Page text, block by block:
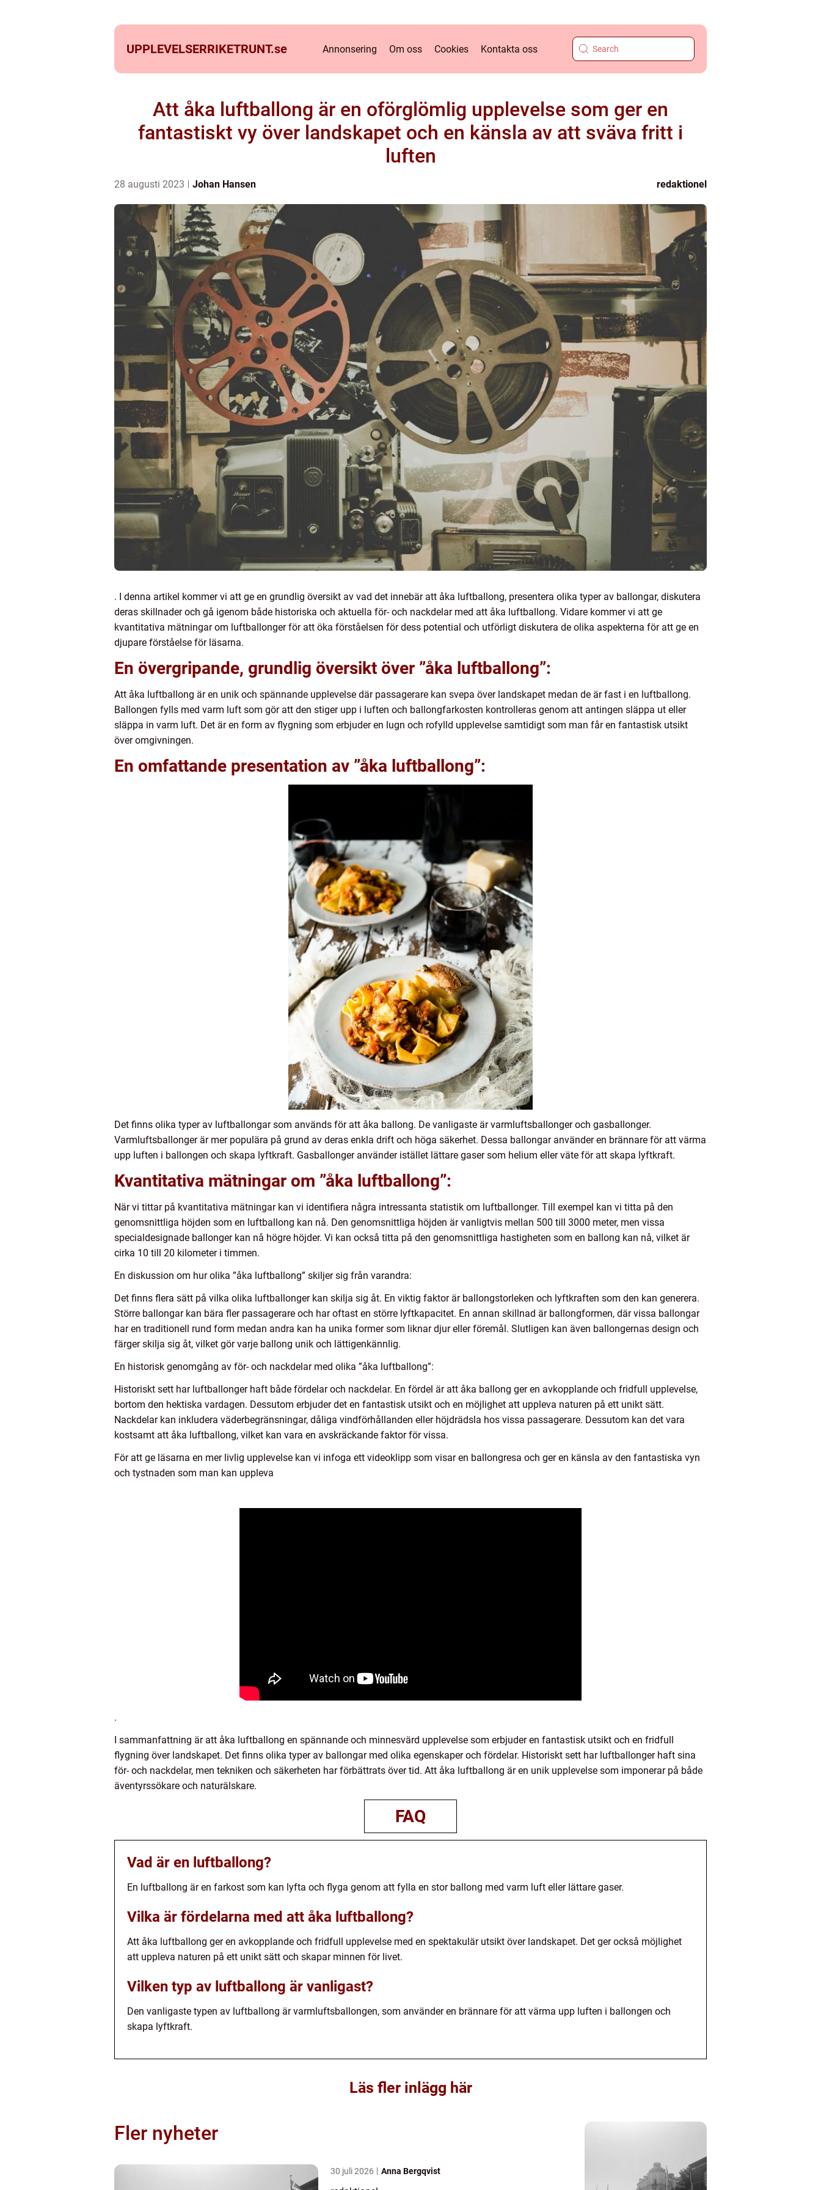
UPPLEVELSERRIKETRUNT.se Annonsering Om oss Cookies Kontakta oss
Att åka luftballong är en oförglömlig upplevelse som ger en
fantastiskt vy över landskapet och en känsla av att sväva fritt i
luften
28 augusti 2023 Johan Hansen redaktionel
. I denna artikel kommer vi att ge en grundlig översikt av vad det innebär att åka luftballong, presentera olika typer av ballongar, diskutera
deras skillnader och gå igenom både historiska och aktuella för- och nackdelar med att åka luftballong. Vidare kommer vi att ge
kvantitativa mätningar om luftballonger för att öka förståelsen för dess potential och utförligt diskutera de olika aspekterna för att ge en
djupare förståelse för läsarna.
En övergripande, grundlig översikt över ”åka luftballong”:
Att åka luftballong är en unik och spännande upplevelse där passagerare kan svepa över landskapet medan de är fast i en luftballong.
Ballongen fylls med varm luft som gör att den stiger upp i luften och ballongfarkosten kontrolleras genom att antingen släppa ut eller
släppa in varm luft. Det är en form av flygning som erbjuder en lugn och rofylld upplevelse samtidigt som man får en fantastisk utsikt
över omgivningen.
En omfattande presentation av ”åka luftballong”:
Det finns olika typer av luftballongar som används för att åka ballong. De vanligaste är varmluftsballonger och gasballonger.
Varmluftsballonger är mer populära på grund av deras enkla drift och höga säkerhet. Dessa ballongar använder en brännare för att värma
upp luften i ballongen och skapa lyftkraft. Gasballonger använder istället lättare gaser som helium eller väte för att skapa lyftkraft.
Kvantitativa mätningar om ”åka luftballong”:
När vi tittar på kvantitativa mätningar kan vi identifiera några intressanta statistik om luftballonger. Till exempel kan vi titta på den
genomsnittliga höjden som en luftballong kan nå. Den genomsnittliga höjden är vanligtvis mellan 500 till 3000 meter, men vissa
specialdesignade ballonger kan nå högre höjder. Vi kan också titta på den genomsnittliga hastigheten som en ballong kan nå, vilket är
cirka 10 till 20 kilometer i timmen.
En diskussion om hur olika ”åka luftballong” skiljer sig från varandra:
Det finns flera sätt på vilka olika luftballonger kan skilja sig åt. En viktig faktor är ballongstorleken och lyftkraften som den kan generera.
Större ballongar kan bära fler passagerare och har oftast en större lyftkapacitet. En annan skillnad är ballongformen, där vissa ballongar
har en traditionell rund form medan andra kan ha unika former som liknar djur eller föremål. Slutligen kan även ballongernas design och
färger skilja sig åt, vilket gör varje ballong unik och lättigenkännlig.
En historisk genomgång av för- och nackdelar med olika ”åka luftballong”:
Historiskt sett har luftballonger haft både fördelar och nackdelar. En fördel är att åka ballong ger en avkopplande och fridfull upplevelse,
bortom den hektiska vardagen. Dessutom erbjuder det en fantastisk utsikt och en möjlighet att uppleva naturen på ett unikt sätt.
Nackdelar kan inkludera väderbegränsningar, dåliga vindförhållanden eller höjdrädsla hos vissa passagerare. Dessutom kan det vara
kostsamt att åka luftballong, vilket kan vara en avskräckande faktor för vissa.
För att ge läsarna en mer livlig upplevelse kan vi infoga ett videoklipp som visar en ballongresa och ger en känsla av den fantastiska vyn
och tystnaden som man kan uppleva
.
I sammanfattning är att åka luftballong en spännande och minnesvärd upplevelse som erbjuder en fantastisk utsikt och en fridfull
flygning över landskapet. Det finns olika typer av ballongar med olika egenskaper och fördelar. Historiskt sett har luftballonger haft sina
för- och nackdelar, men tekniken och säkerheten har förbättrats över tid. Att åka luftballong är en unik upplevelse som imponerar på både
äventyrssökare och naturälskare.
FAQ
Vad är en luftballong?
En luftballong är en farkost som kan lyfta och flyga genom att fylla en stor ballong med varm luft eller lättare gaser.
Vilka är fördelarna med att åka luftballong?
Att åka luftballong ger en avkopplande och fridfull upplevelse med en spektakulär utsikt över landskapet. Det ger också möjlighet
att uppleva naturen på ett unikt sätt och skapar minnen för livet.
Vilken typ av luftballong är vanligast?
Den vanligaste typen av luftballong är varmluftsballongen, som använder en brännare för att värma upp luften i ballongen och
skapa lyftkraft.
Läs fler inlägg här
Fler nyheter
30 juli 2026 Anna Bergqvist